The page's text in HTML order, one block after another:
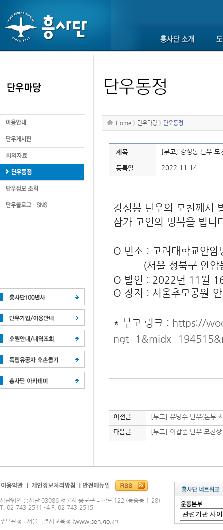
Home > 단우마당 > 단우동정
제목 [부고] 강성봉 단우 모
등록일 2022.11.14
강성봉 단우의 모친께서
삼가 고인의 명복을 빕니
O 빈소 : 고려대학교안
(서울 성북구 안암동
O 발인 : 2022년 11월
O 장지 : 서울추모공원-
* 부고 링크 : https://
이전글 [부고] 유병수 단우(본부
다음글 [부고] 이갑준 단우 모친상
사단법인 흥사단 03086 서울시 종로구 대학로 122 (동숭동 1-28)
T. 02-743-2511~4 F. 02-743-2515
주무관청 : 서울특별시교육청 (www.sen.go.kr)